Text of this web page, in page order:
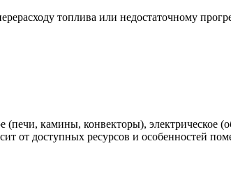
топлива или недостаточному
камины, конвекторы), электрическое
от доступных ресурсов и особенностей